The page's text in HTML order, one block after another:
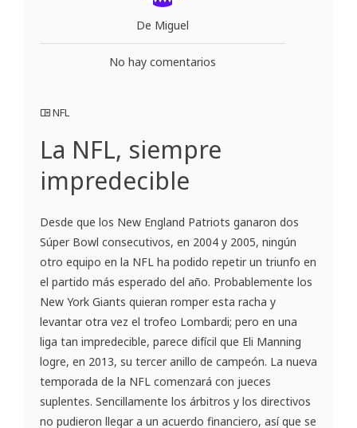
De Miguel
No hay comentarios
NFL
La NFL, siempre
impredecible
Desde que los New England Patriots ganaron dos
Súper Bowl consecutivos, en 2004 y 2005, ningún
otro equipo en la NFL ha podido repetir un triunfo en
el partido más esperado del año. Probablemente los
New York Giants quieran romper esta racha y
levantar otra vez el trofeo Lombardi; pero en una
liga tan impredecible, parece difícil que Eli Manning
logre, en 2013, su tercer anillo de campeón. La nueva
temporada de la NFL comenzará con jueces
suplentes. Sencillamente los árbitros y los directivos
no pudieron llegar a un acuerdo financiero, así que se